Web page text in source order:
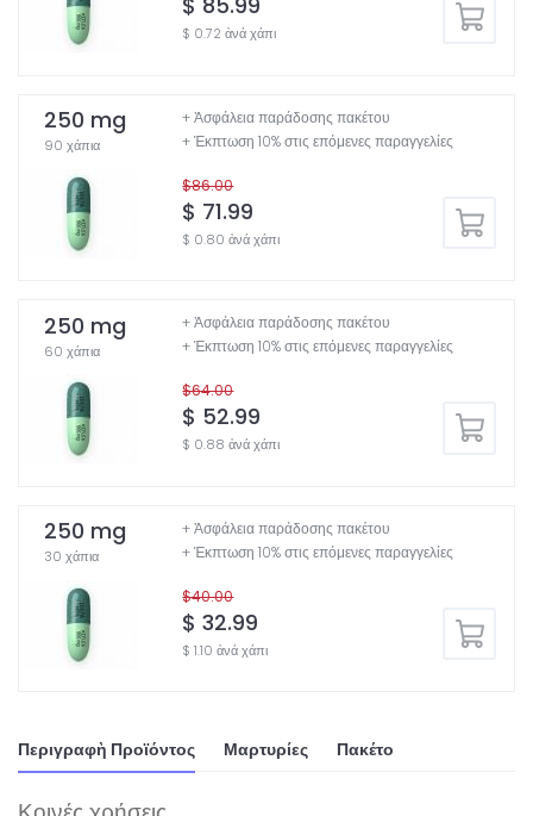
$ 0.72 ἀνά χάπι
250 mg
90 χάπια
$86.00
$ 71.99
$ 0.80 ἀνά χάπι
+ Ἀσφάλεια παράδοσης πακέτου
+ Έκπτωση 10% στις επόμενες παραγγελίες
250 mg
60 χάπια
$64.00
$ 52.99
$ 0.88 ἀνά χάπι
+ Ἀσφάλεια παράδοσης πακέτου
+ Έκπτωση 10% στις επόμενες παραγγελίες
250 mg
30 χάπια
$40.00
$ 32.99
$ 1.10 ἀνά χάπι
+ Ἀσφάλεια παράδοσης πακέτου
+ Έκπτωση 10% στις επόμενες παραγγελίες
Περιγραφὴ Προϊόντος Μαρτυρίες Πακέτο